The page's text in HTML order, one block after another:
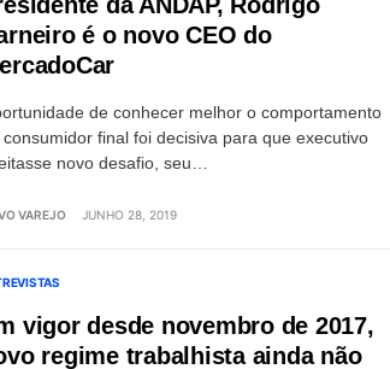
é o novo CEO do
de conhecer melhor o comportamento
consumidor final foi decisiva para que executivo
novo desafio, seu…
VAREJO JUNHO 28, 2019
vigor desde novembro de 2017,
regime trabalhista ainda não